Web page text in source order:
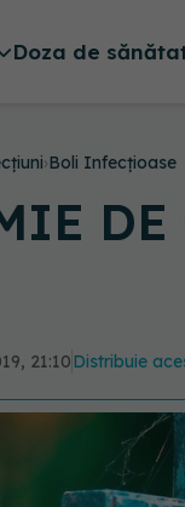
Doza de
›Boli Infecțioase
21:10Distribuie